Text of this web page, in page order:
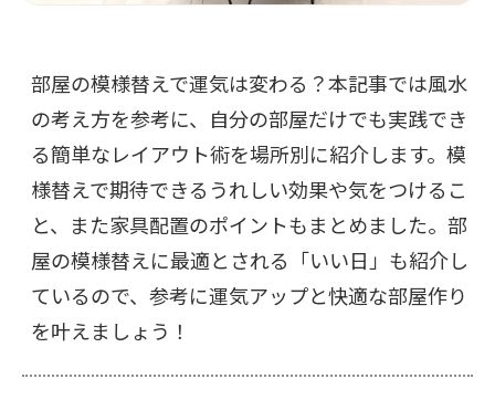
部屋の模様替えで運気は変わる？本記事では風水
の考え方を参考に、自分の部屋だけでも実践でき
る簡単なレイアウト術を場所別に紹介します。模
様替えで期待できるうれしい効果や気をつけるこ
と、また家具配置のポイントもまとめました。部
屋の模様替えに最適とされる「いい日」も紹介し
ているので、参考に運気アップと快適な部屋作り
を叶えましょう！